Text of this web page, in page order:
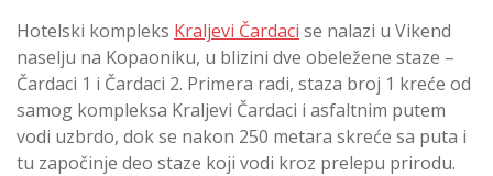
Hotelski kompleks Kraljevi Čardaci se nalazi u Vikend
naselju na Kopaoniku, u blizini dve obeležene staze –
Čardaci 1 i Čardaci 2. Primera radi, staza broj 1 kreće od
samog kompleksa Kraljevi Čardaci i asfaltnim putem
vodi uzbrdo, dok se nakon 250 metara skreće sa puta i
tu započinje deo staze koji vodi kroz prelepu prirodu.